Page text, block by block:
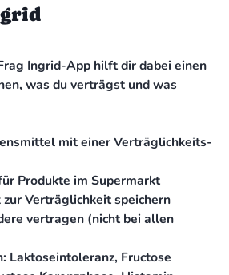
Ingrid-App hilft dir dabei einen
was du verträgst und was
mit einer Verträglichkeits-
Produkte im Supermarkt
zur Verträglichkeit speichern
vertragen (nicht bei allen
Laktoseintoleranz, Fructose